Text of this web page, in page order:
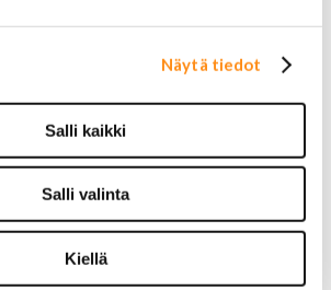
Näytä tiedot
Salli kaikki
Salli valinta
Kiellä
Buick merkit
Cadillac merkit
Chrysler merkit
Dodge merkit
Ford merkit